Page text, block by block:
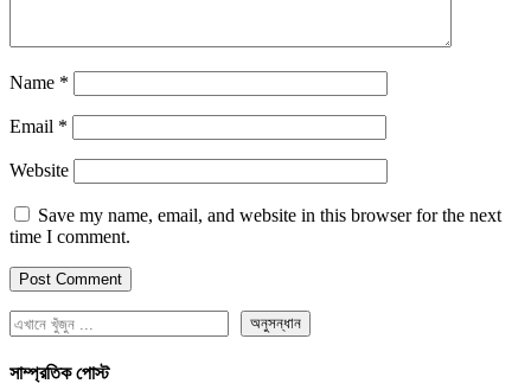
Name *
Email *
Website
Save my name, email, and website in this browser for the next
time I comment.
অনুসন্ধান
সাম্প্রতিক পোস্ট